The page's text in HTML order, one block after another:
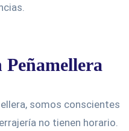
somos conscientes
no tienen horario.